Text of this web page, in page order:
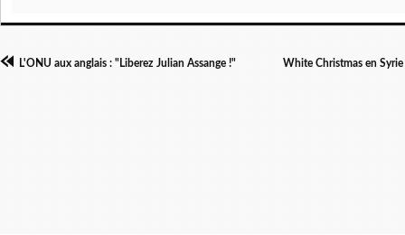
L'ONU aux anglais : "Liberez Julian Assange !" White Christmas en